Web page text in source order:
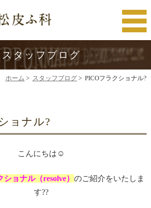
スタッフブログ
ホーム > スタッフブログ > PICOフラクショナル?
ョナル?
こんにちは☺️
ショナル（resolve）のご紹介をいたしま
す??